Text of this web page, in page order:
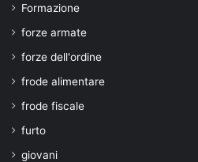
Formazione
forze armate
forze dell'ordine
frode alimentare
frode fiscale
furto
giovani